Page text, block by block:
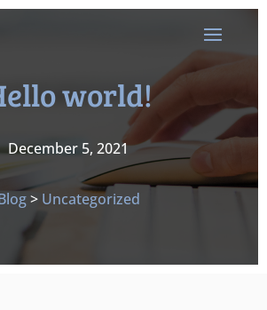
world!
December 5, 2021
> Uncategorized